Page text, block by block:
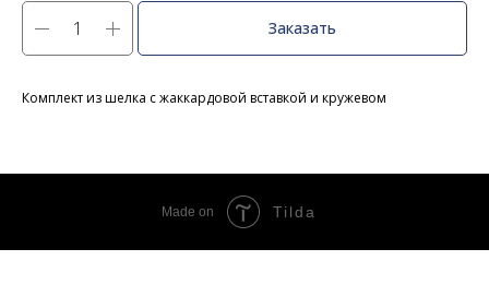
Заказать
Комплект из шелка с жаккардовой вставкой и кружевом
Made on Tilda